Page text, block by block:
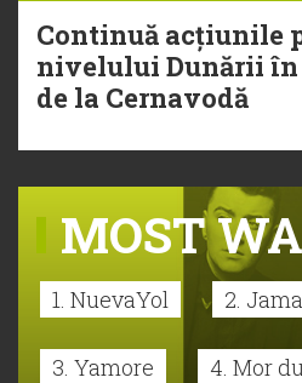
Continuă acțiunile
nivelului Dunării în
de la Cernavodă
MOST
1. NuevaYol 2.
3. Yamore 4. Mor